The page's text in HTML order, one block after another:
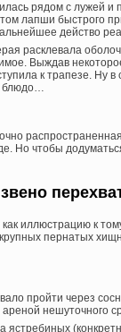
рядом с лужей и
лапши быстрого
действо
расклевала
Выждав
к трапезе. Ну
блюдо…
Но чтобы
иллюстрацию к
пернатых
пройти через
ареной нешуточного
ястребиных